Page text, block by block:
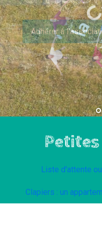
Adhérer à
Adhérer à
Adhérer à
Liste d'attente
Clapiers : un